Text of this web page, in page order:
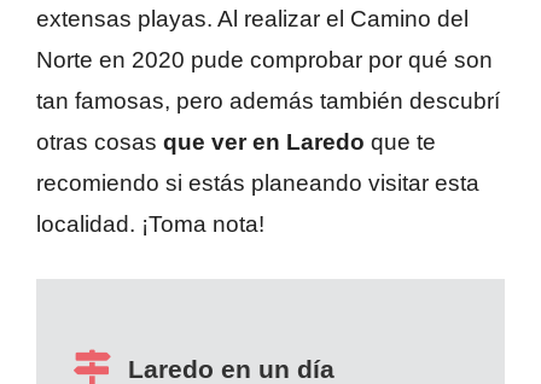
extensas playas. Al realizar el Camino del
Norte en 2020 pude comprobar por qué son
tan famosas, pero además también descubrí
otras cosas que ver en Laredo que te
recomiendo si estás planeando visitar esta
localidad. ¡Toma nota!
Laredo en un día